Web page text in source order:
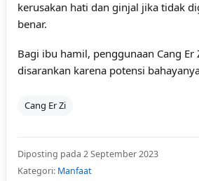
kerusakan hati dan ginjal jika tidak
benar.
Bagi ibu hamil, penggunaan Cang Er
disarankan karena potensi
Cang Er Zi
Diposting pada 2 September 2023
Kategori: Manfaat